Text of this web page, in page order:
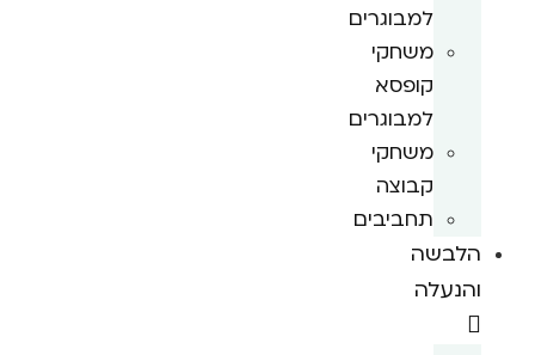
למבוגרים
משחקי
קופסא
למבוגרים
משחקי
קבוצה
תחביבים
הלבשה
והנעלה